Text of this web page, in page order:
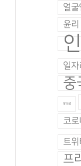
얼굴
윤리
일자
중
창의성
코
트위
프